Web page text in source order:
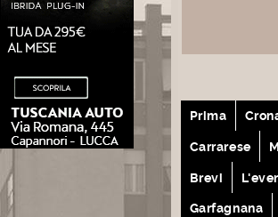
Prima
Carrarese
Brevi
Garfagnana